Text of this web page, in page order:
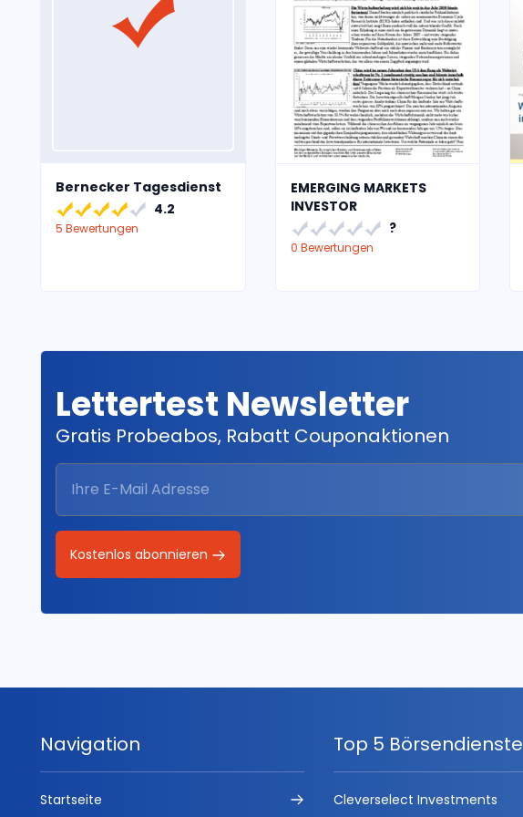
Bernecker Tagesdienst
4.2
5 Bewertungen
EMERGING MARKETS
INVESTOR
?
0 Bewertungen
Lettertest Newsletter
Gratis Probeabos, Rabatt Couponaktionen
Kostenlos abonnieren
Navigation
Startseite
Top 5 Börsendienste
Cleverselect Investments